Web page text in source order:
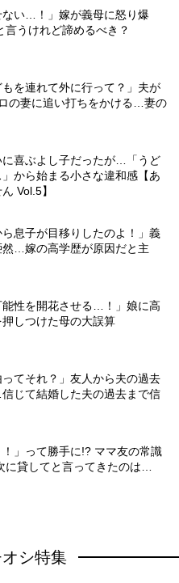
ない…！」嫁が義母に怒り爆
言うけれど諦めるべき？
もを連れて外に行って？」夫が
の妻に追い打ちをかける…妻の
に喜ぶよし子だったが…「うど
から始まる小さな違和感【あ
Vol.5】
ら息子が目移りしたのよ！」義
然…嫁の高学歴が原因だと主
能性を開花させる…！」娘に高
しつけた母の大誤算
ってそれ？」友人から夫の過去
じて結婚した夫の過去まで信
！」って勝手に!? ママ友の常識
に貸してと言ってきたのは…
シ特集